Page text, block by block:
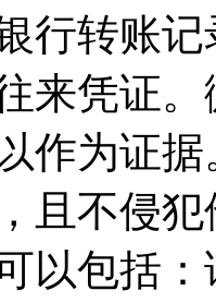
行转账
来凭证
作为证
且不侵
以包括